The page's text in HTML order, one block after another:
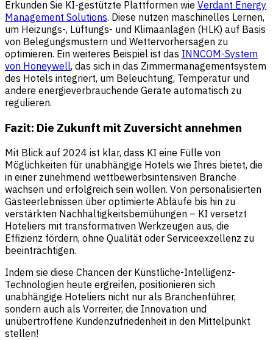
Erkunden Sie KI-gestützte Plattformen wie Verdant Energy
Management Solutions. Diese nutzen maschinelles Lernen,
um Heizungs-, Lüftungs- und Klimaanlagen (HLK) auf Basis
von Belegungsmustern und Wettervorhersagen zu
optimieren. Ein weiteres Beispiel ist das INNCOM-System
von Honeywell, das sich in das Zimmermanagementsystem
des Hotels integriert, um Beleuchtung, Temperatur und
andere energieverbrauchende Geräte automatisch zu
regulieren.
Fazit: Die Zukunft mit Zuversicht annehmen
Mit Blick auf 2024 ist klar, dass KI eine Fülle von
Möglichkeiten für unabhängige Hotels wie Ihres bietet, die
in einer zunehmend wettbewerbsintensiven Branche
wachsen und erfolgreich sein wollen. Von personalisierten
Gästeerlebnissen über optimierte Abläufe bis hin zu
verstärkten Nachhaltigkeitsbemühungen – KI versetzt
Hoteliers mit transformativen Werkzeugen aus, die
Effizienz fördern, ohne Qualität oder Serviceexzellenz zu
beeinträchtigen.
Indem sie diese Chancen der Künstliche-Intelligenz-
Technologien heute ergreifen, positionieren sich
unabhängige Hoteliers nicht nur als Branchenführer,
sondern auch als Vorreiter, die Innovation und
unübertroffene Kundenzufriedenheit in den Mittelpunkt
stellen!